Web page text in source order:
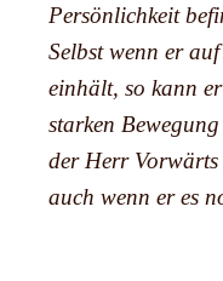
Persönlichkeit
Selbst wenn er
einhält, so kann
starken
der Herr
auch wenn er es